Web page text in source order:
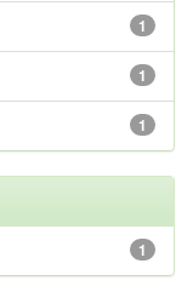
1
1
1
1